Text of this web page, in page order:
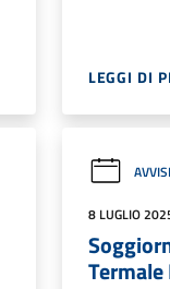
LEGGI DI
AVVISI
8 LUGLIO
Termale